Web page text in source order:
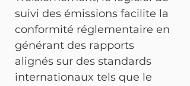
suivi des émissions facilite la
conformité réglementaire en
générant des rapports
alignés sur des standards
internationaux tels que le